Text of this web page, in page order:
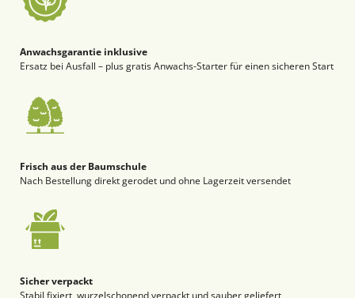
Anwachsgarantie inklusive
Ersatz bei Ausfall – plus gratis Anwachs-Starter für einen sicheren Start
Frisch aus der Baumschule
Nach Bestellung direkt gerodet und ohne Lagerzeit versendet
Sicher verpackt
Stabil fixiert, wurzelschonend verpackt und sauber geliefert